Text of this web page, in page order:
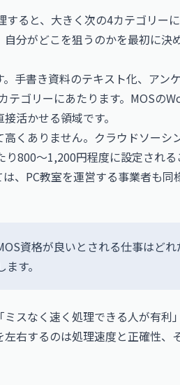
ると、大きく次の4カテゴリー
分がどこを狙うのかを最初に決
手書き資料のテキスト化、アン
ゴリーにあたります。MOSの
活かせる領域です。
くありません。クラウドソーシ
800〜1,200円程度に設定され
、PC教室を運営する事業者も同
資格が良いとされる仕事はど
す。
スなく速く処理できる人が有利
右するのは処理速度と正確性、